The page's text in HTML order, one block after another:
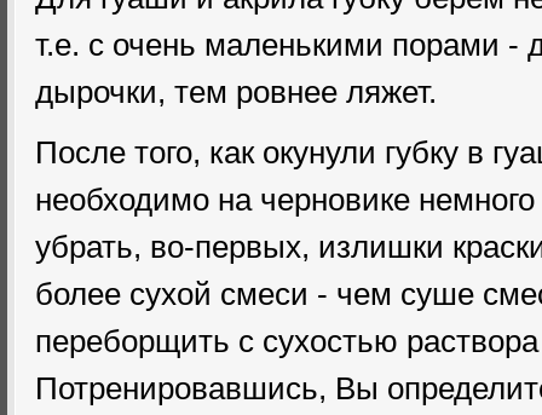
т.е. с очень маленькими порами
дырочки, тем ровнее ляжет.
После того, как окунули губку в
необходимо на черновике
убрать, во-первых, излишки
более сухой смеси - чем суше
переборщить с сухостью
Потренировавшись, Вы